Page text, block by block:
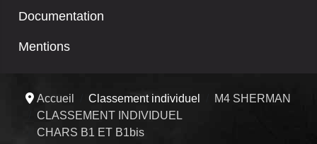
Documentation
Mentions
Accueil Classement individuel
M4 SHERMAN
CLASSEMENT INDIVIDUEL
CHARS B1 ET B1bis